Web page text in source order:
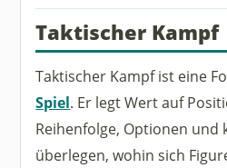
Taktischer Kampf
Taktischer Kampf ist eine
Spiel. Er legt Wert auf
Reihenfolge, Optionen und
überlegen, wohin sich